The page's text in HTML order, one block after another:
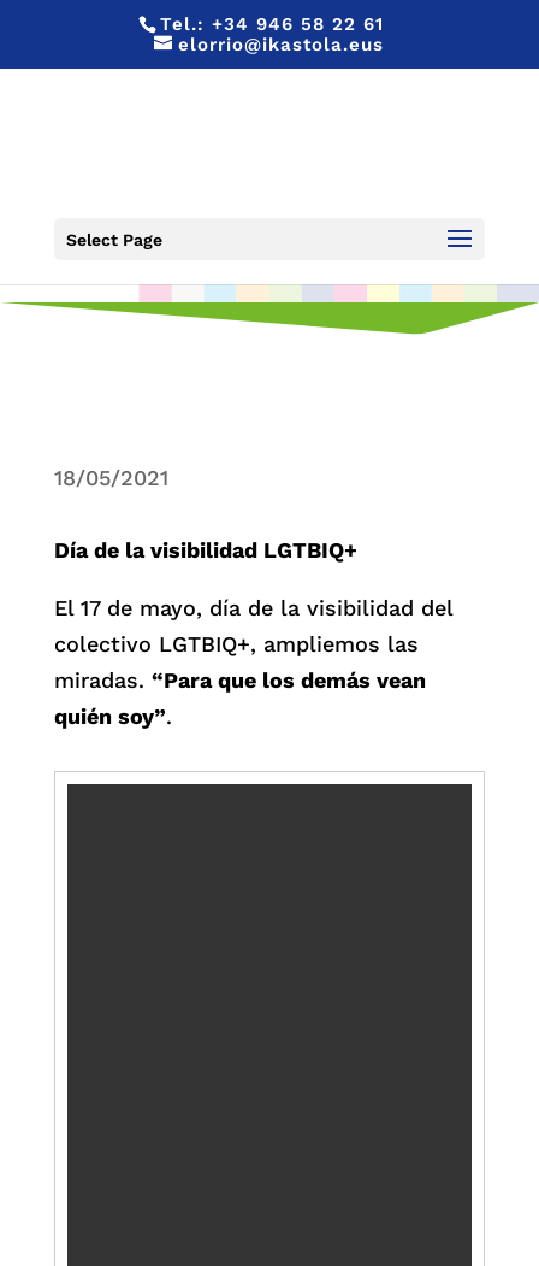
Tel.:+34 946 58 22 61
elorrio@ikastola.eus
Select Page
17 DE MAYO, LGTBIQ+
18/05/2021
Día de la visibilidad LGTBIQ+
El 17 de mayo, día de la visibilidad del
colectivo LGTBIQ+, ampliemos las
miradas. “Para que los demás vean
quién soy”.